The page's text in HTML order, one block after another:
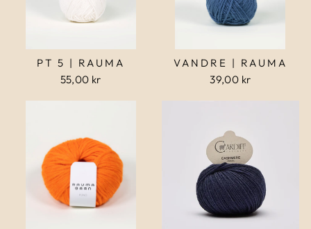
PT 5 | RAUMA
55,00 kr
VANDRE | RAUMA
39,00 kr